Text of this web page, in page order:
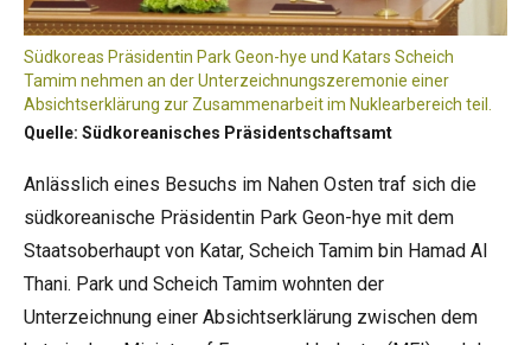
Südkoreas Präsidentin Park Geon-hye und Katars Scheich
Tamim nehmen an der Unterzeichnungszeremonie einer
Absichtserklärung zur Zusammenarbeit im Nuklearbereich teil.
Quelle: Südkoreanisches Präsidentschaftsamt
Anlässlich eines Besuchs im Nahen Osten traf sich die
südkoreanische Präsidentin Park Geon-hye mit dem
Staatsoberhaupt von Katar, Scheich Tamim bin Hamad Al
Thani. Park und Scheich Tamim wohnten der
Unterzeichnung einer Absichtserklärung zwischen dem